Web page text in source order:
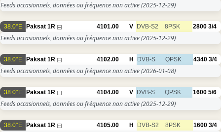
Feeds occasionnels, données ou fréquence non active(2025-12-29)
38.0°E Paksat 1R 4101.00 V DVB-S2 8PSK 2800 3/4
Feeds occasionnels, données ou fréquence non active(2025-12-29)
38.0°E Paksat 1R 4102.00 H DVB-S QPSK 4340 3/4
Feeds occasionnels, données ou fréquence non active(2026-01-08)
38.0°E Paksat 1R 4104.00 V DVB-S QPSK 1600 5/6
Feeds occasionnels, données ou fréquence non active(2025-12-29)
38.0°E Paksat 1R 4105.00 H DVB-S2 8PSK 1600 3/4